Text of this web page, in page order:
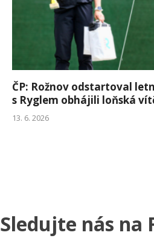
ČP: Rožnov odstartoval
s Ryglem obhájili loňská
13. 6. 2026
Sledujte nás na